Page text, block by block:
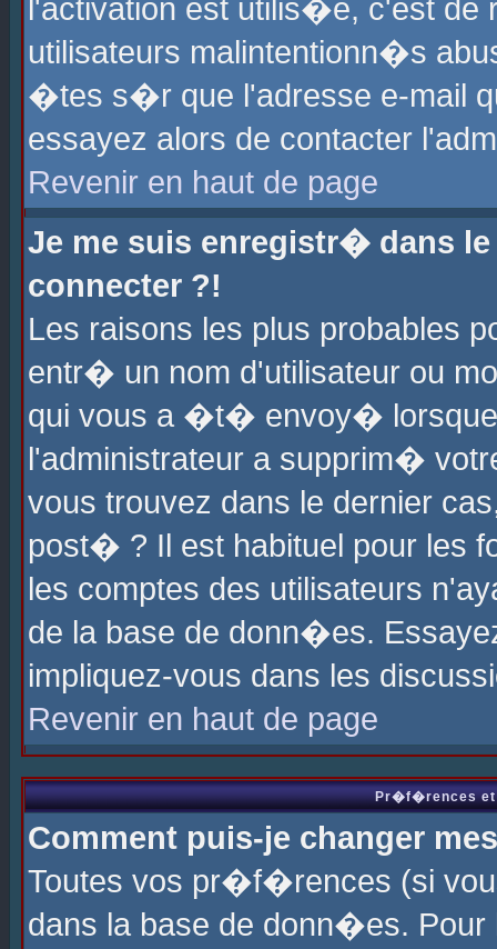
l'activation est utilis�e, c'est
utilisateurs malintentionn�s
�tes s�r que l'adresse e-mail
essayez alors de contacter
Revenir en haut de page
Je me suis enregistr� dans
connecter ?!
Les raisons les plus probables
entr� un nom d'utilisateur ou
qui vous a �t� envoy�
l'administrateur a supprim�
vous trouvez dans le dernier
post� ? Il est habituel pour les
les comptes des utilisateurs
de la base de donn�es.
impliquez-vous dans les
Revenir en haut de page
Pr�f�rences et
Comment puis-je changer
Toutes vos pr�f�rences (si
dans la base de donn�es.